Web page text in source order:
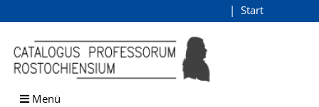
Browsen
direkt zum Inhalt
Start
Menü